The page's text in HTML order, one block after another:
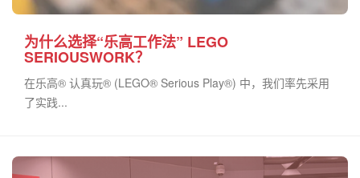
为什么选择“乐高工作法” LEGO
SERIOUSWORK？
在乐高® 认真玩® (LEGO® Serious Play®) 中，我们率先采用
了实践...